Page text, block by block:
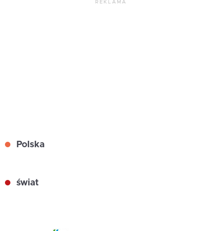
REKLAMA
Polska
świat